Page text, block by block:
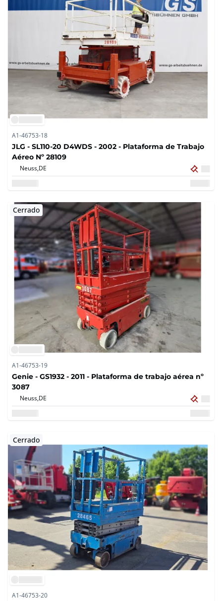
A1-46753-18
JLG - SL110-20 D4WDS - 2002 - Plataforma de Trabajo
Aéreo Nº 28109
Neuss,DE
Cerrado
A1-46753-19
Genie - GS1932 - 2011 - Plataforma de trabajo aérea nº
3087
Neuss,DE
Cerrado
A1-46753-20